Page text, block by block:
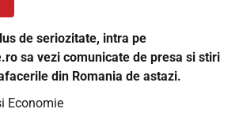
de seriozitate, intra pe
sa vezi comunicate de presa si stiri
din Romania de astazi.
Economie